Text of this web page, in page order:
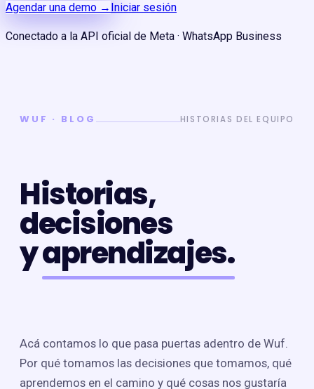
Agendar una demo → Iniciar sesión
Conectado a la API oficial de Meta · WhatsApp Business
WUF · BLOG HISTORIAS DEL EQUIPO
Historias,
decisiones
yaprendizajes.
Acá contamos lo que pasa puertas adentro de Wuf.
Por qué tomamos las decisiones que tomamos, qué
aprendemos en el camino y qué cosas nos gustaría